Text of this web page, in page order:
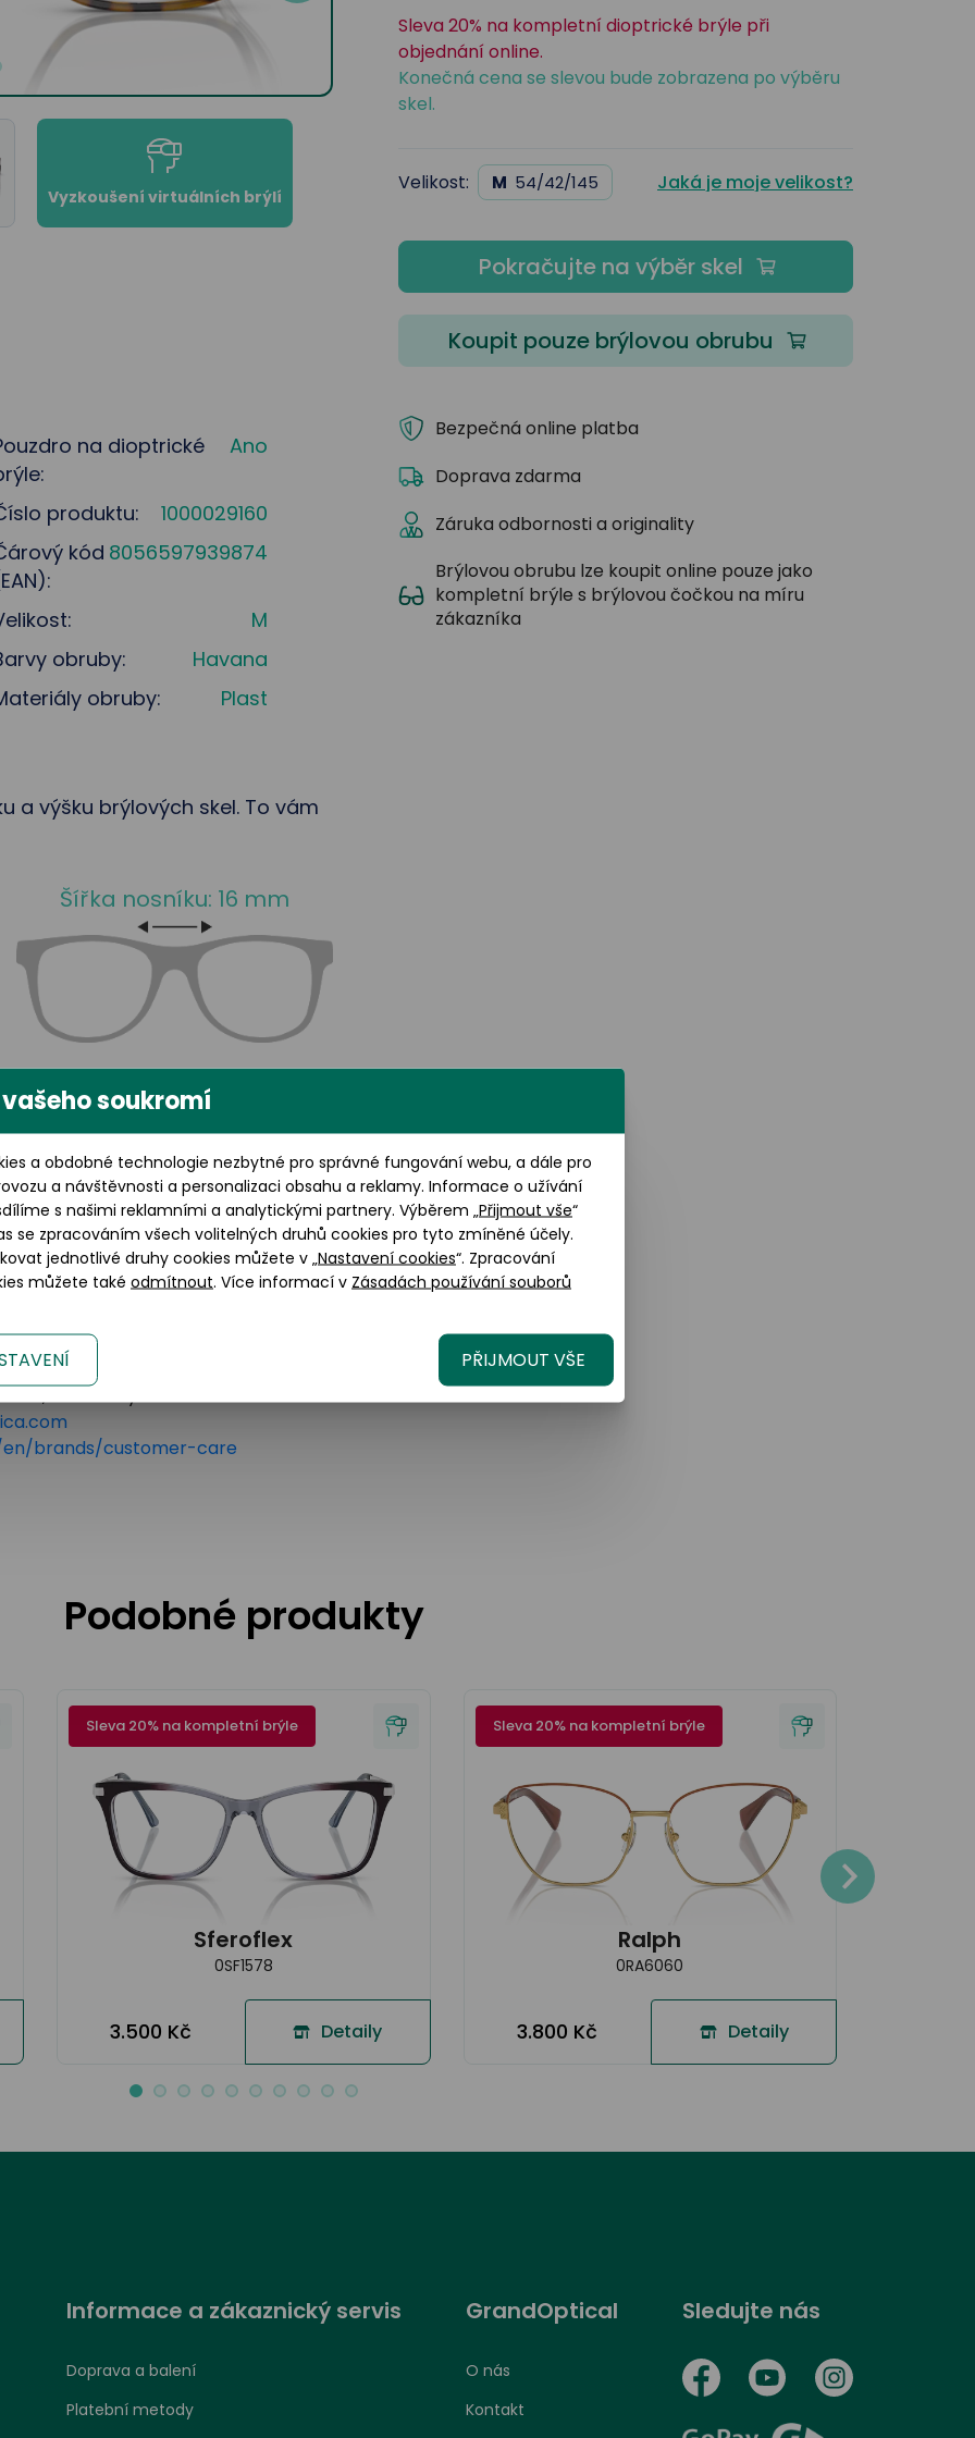
Vyzkoušení virtuálních brýlí
na dioptrické
Ano
produktu:
1000029160
kód 8056597939874
M
obruby:
Havana
obruby:
Plast
a výšku brýlových skel. To vám
Šířka nosníku: 16 mm
Výška brýlového skla: 42
mm
20123 Italy
brands/customer-care
Sleva 20% na kompletní dioptrické brýle při
objednání online.
Konečná cena se slevou bude zobrazena po výběru
skel.
Velikost: M 54/42/145 Jaká je moje velikost?
Pokračujte na výběr skel
Koupit pouze brýlovou obrubu
Bezpečná online platba
Doprava zdarma
Záruka odbornosti a originality
Brýlovou obrubu lze koupit online pouze jako
kompletní brýle s brýlovou čočkou na míru
zákazníka
Podobné produkty
Sleva 20% na kompletní brýle
Sferoflex
0SF1578
3.500 Kč Detaily
Sleva 20% na kompletní brýle
Ralph
0RA6060
3.800 Kč Detaily
Informace a zákaznický servis
Doprava a balení
Platební metody
GrandOptical
O nás
Kontakt
Sledujte nás
soukromí
a obdobné technologie nezbytné pro správné fungování webu, a dále pro
a návštěvnosti a personalizaci obsahu a reklamy. Informace o užívání
s našimi reklamními a analytickými partnery. Výběrem „Přijmout vše“
se zpracováním všech volitelných druhů cookies pro tyto zmíněné účely.
jednotlivé druhy cookies můžete v „Nastavení cookies“. Zpracování
můžete také odmítnout. Více informací v Zásadách používání souborů
PŘIJMOUT VŠE